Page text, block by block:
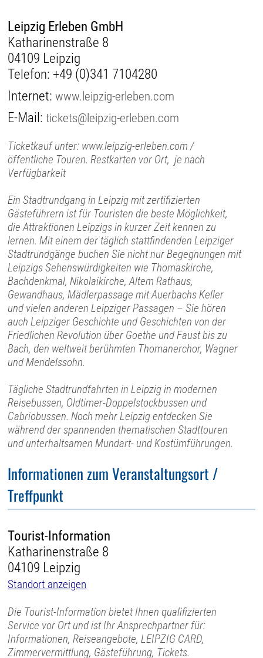
Leipzig Erleben GmbH
Katharinenstraße 8
04109 Leipzig
Telefon: +49 (0)341 7104280
Internet:www.leipzig-erleben.com
E-Mail:tickets@leipzig-erleben.com
Ticketkauf unter: www.leipzig-erleben.com /
öffentliche Touren. Restkarten vor Ort, je nach
Verfügbarkeit
Ein Stadtrundgang in Leipzig mit zertifizierten
Gästeführern ist für Touristen die beste Möglichkeit,
die Attraktionen Leipzigs in kurzer Zeit kennen zu
lernen. Mit einem der täglich stattfindenden Leipziger
Stadtrundgänge buchen Sie nicht nur Begegnungen mit
Leipzigs Sehenswürdigkeiten wie Thomaskirche,
Bachdenkmal, Nikolaikirche, Altem Rathaus,
Gewandhaus, Mädlerpassage mit Auerbachs Keller
und vielen anderen Leipziger Passagen – Sie hören
auch Leipziger Geschichte und Geschichten von der
Friedlichen Revolution über Goethe und Faust bis zu
Bach, den weltweit berühmten Thomanerchor, Wagner
und Mendelssohn.
Tägliche Stadtrundfahrten in Leipzig in modernen
Reisebussen, Oldtimer-Doppelstockbussen und
Cabriobussen. Noch mehr Leipzig entdecken Sie
während der spannenden thematischen Stadttouren
und unterhaltsamen Mundart- und Kostümführungen.
Informationen zum Veranstaltungsort /
Treffpunkt
Tourist-Information
Katharinenstraße 8
04109 Leipzig
Standort anzeigen
Die Tourist-Information bietet Ihnen qualifizierten
Service vor Ort und ist Ihr Ansprechpartner für:
Informationen, Reiseangebote, LEIPZIG CARD,
Zimmervermittlung, Gästeführung, Tickets.